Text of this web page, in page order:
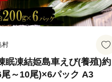
村
眠凍結姫島車えび(養殖)約
～10尾)×6パック A3